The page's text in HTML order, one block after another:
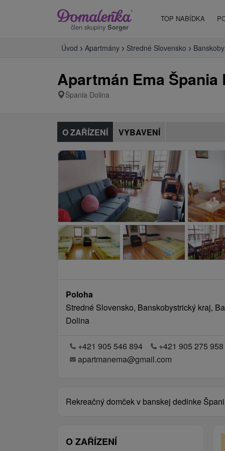
člen skupiny Sorger
TOP NABÍDKA
Úvod Apartmány Stredné Slovensko
Apartmán Ema Špania
Špania Dolina
O ZAŘÍZENÍ VYBAVENÍ
Poloha
Stredné Slovensko, Banskobystrický kraj,
Dolina
+421 905 546 894
+421 905 275 958
apartmanema@gmail.com
Rekreačný domček v banskej dedinke
O ZAŘÍZENÍ